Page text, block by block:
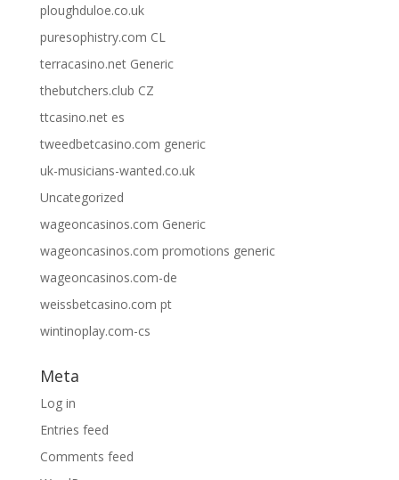
ploughduloe.co.uk
puresophistry.com CL
terracasino.net Generic
thebutchers.club CZ
ttcasino.net es
tweedbetcasino.com generic
uk-musicians-wanted.co.uk
Uncategorized
wageoncasinos.com Generic
wageoncasinos.com promotions generic
wageoncasinos.com-de
weissbetcasino.com pt
wintinoplay.com-cs
Meta
Log in
Entries feed
Comments feed